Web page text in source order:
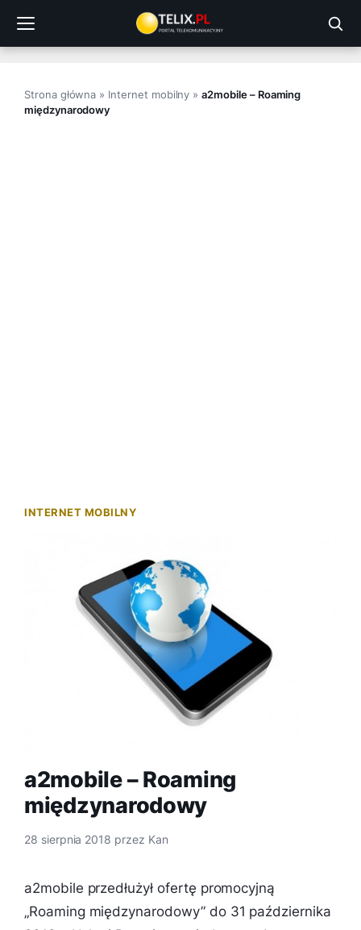
treści
Strona główna » Internet mobilny »a2mobile – Roaming
międzynarodowy
INTERNET MOBILNY
a2mobile – Roaming
międzynarodowy
28 sierpnia 2018 przez Kan
a2mobile przedłużył ofertę promocyjną
„Roaming międzynarodowy” do 31 października